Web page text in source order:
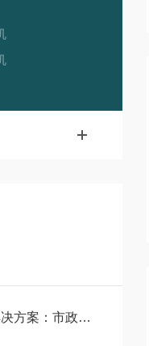
工业废水治理全场景应用指南